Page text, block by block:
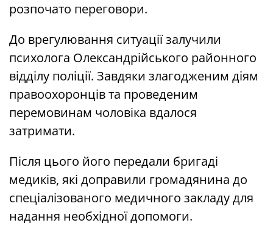
розпочато переговори.
До врегулювання ситуації залучили
психолога Олександрійського районного
відділу поліції. Завдяки злагодженим діям
правоохоронців та проведеним
перемовинам чоловіка вдалося
затримати.
Після цього його передали бригаді
медиків, які доправили громадянина до
спеціалізованого медичного закладу для
надання необхідної допомоги.